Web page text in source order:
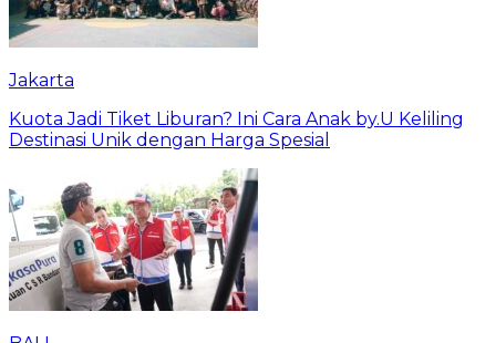
Jakarta
Kuota Jadi Tiket Liburan? Ini Cara Anak by.U Keliling
Destinasi Unik dengan Harga Spesial